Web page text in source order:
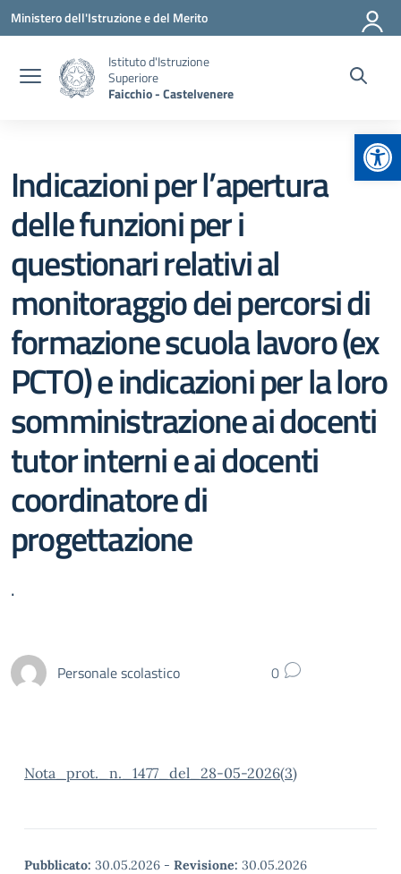
Vai ai contenuti
Vai al menu di navigazione
Vai al footer
Ministero dell'Istruzione e del Merito
Istituto d'Istruzione
Superiore
Faicchio - Castelvenere
Indicazioni per l’apertura
delle funzioni per i
questionari relativi al
monitoraggio dei percorsi di
formazione scuola lavoro (ex
PCTO) e indicazioni per la loro
somministrazione ai docenti
tutor interni e ai docenti
coordinatore di
progettazione
.
Personale scolastico 0
Nota_prot._n._1477_del_28-05-2026(3)
Pubblicato: 30.05.2026 - Revisione: 30.05.2026